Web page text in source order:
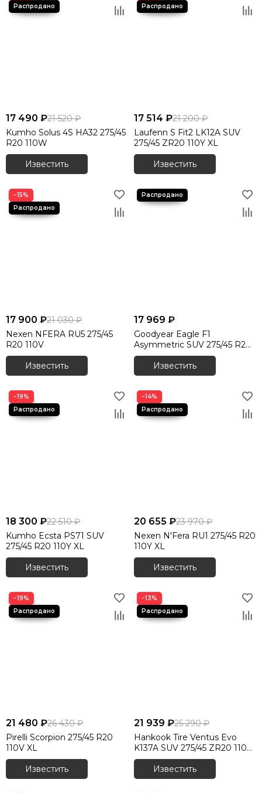
17 490 ₽21 520 ₽
Kumho Solus 4S HA32 275/45
R20 110W
Известить
17 514 ₽21 200 ₽
Laufenn S Fit2 LK12A SUV
275/45 ZR20 110Y XL
Известить
−15%
17 900 ₽21 030 ₽
Nexen NFERA RU5 275/45
R20 110V
Известить
17 969 ₽
Goodyear Eagle F1
Asymmetric SUV 275/45 R20
110W
Известить
−19%
18 300 ₽22 510 ₽
Kumho Ecsta PS71 SUV
275/45 R20 110Y XL
Известить
−14%
20 655 ₽23 970 ₽
Nexen N'Fera RU1 275/45 R20
110Y XL
Известить
−19%
21 480 ₽26 430 ₽
Pirelli Scorpion 275/45 R20
110V XL
Известить
−13%
21 939 ₽25 290 ₽
Hankook Tire Ventus Evo
K137A SUV 275/45 ZR20 110Y
XL
Известить